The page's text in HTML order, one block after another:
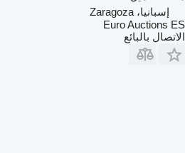
إسبانيا، Zaragoza
Euro Auctions ES
الاتصال بالبائع